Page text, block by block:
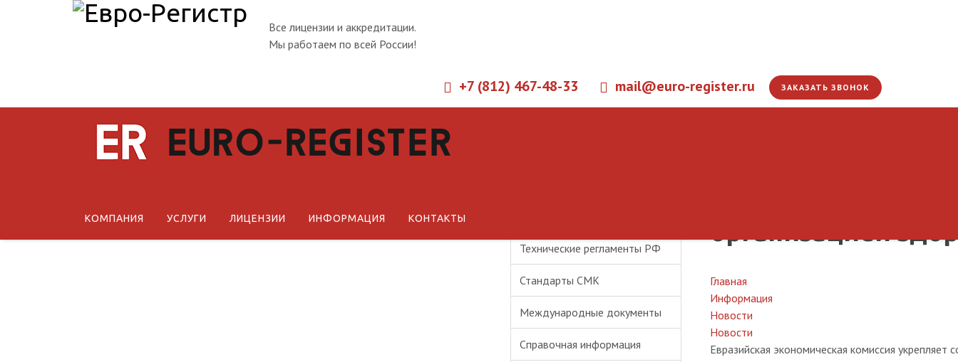
Все лицензии и аккредитации.
Мы работаем по всей России!
+7 (812) 467-48-33 mail@euro-register.ru ЗАКАЗАТЬ ЗВОНОК
КОМПАНИЯ УСЛУГИ ЛИЦЕНЗИИ ИНФОРМАЦИЯ КОНТАКТЫ
Технические регламенты РФ
Стандарты СМК
Международные документы
Справочная информация
Главная
Информация
Новости
Новости
Евразийская экономическая комиссия